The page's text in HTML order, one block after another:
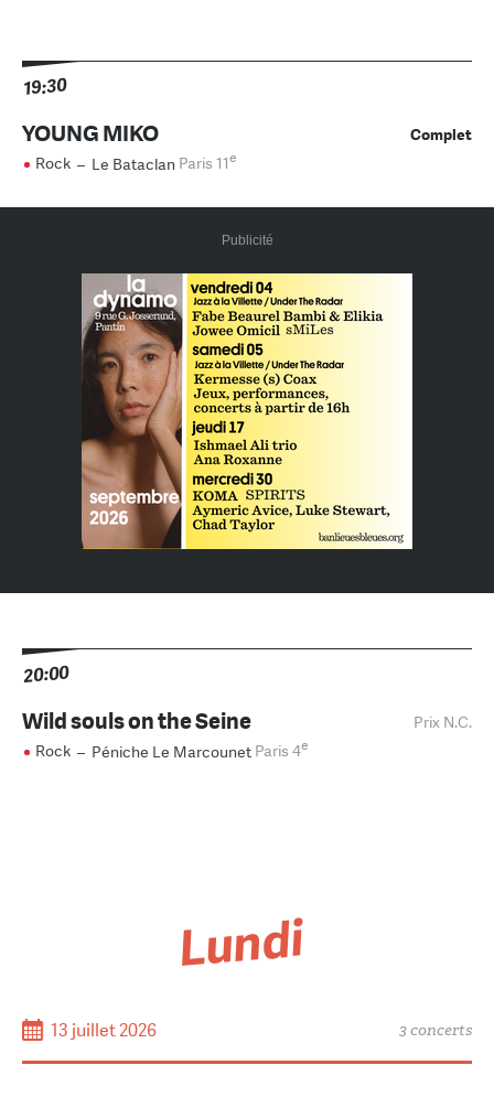
19:30
Complet
YOUNG MIKO
Rock – Le Bataclan Paris 11e
Publicité
20:00
Prix N.C.
Wild souls on the Seine
Rock – Péniche Le Marcounet Paris 4e
Lundi
13 juillet 2026 3 concerts